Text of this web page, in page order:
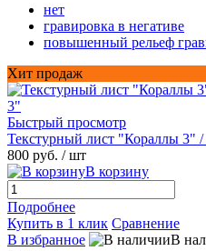
нет
гравировка в негативе
повышенный рельеф
Хит продаж
Быстрый просмотр
Текстурный лист "Кораллы 3" /
800 руб. / шт
В корзину
Подробнее
Купить в 1 клик Сравнение
В избранное
В